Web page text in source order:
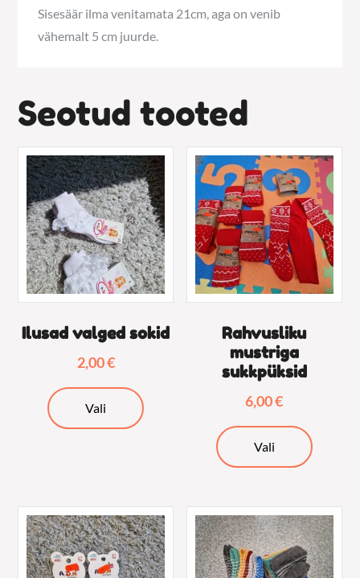
Sisesäär ilma venitamata 21cm, aga on venib
vähemalt 5 cm juurde.
Seotud tooted
Ilusad valged sokid
2,00€
Vali
tootel
Valikuid
saab
teha
tootelehel.
Rahvusliku
mustriga
sukkpüksid
6,00€
Vali
tootel
varianti.
Valikuid
saab